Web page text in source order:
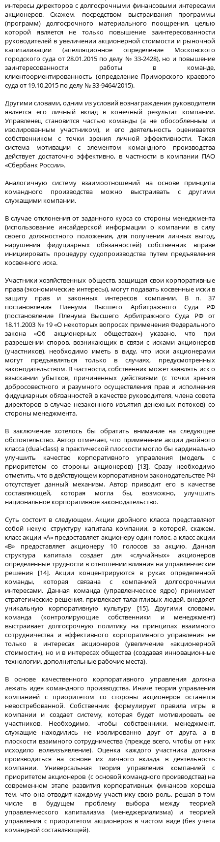
интересы директоров с долгосрочными финансовыми интересами
акционеров. Скажем, посредством выстраивания программы
(программ) долгосрочного материального поощрения, целью
которой является не только повышение заинтересованности
руководителей в увеличении акционерной стоимости и рыночной
капитализации (апелляционное определение Московского
городского суда от 28.01.2015 по делу № 33-2428), но и повышение
заинтересованности работы в команде,
клиентоориентированность (определение Приморского краевого
суда от 19.10.2015 по делу № 33-9464/2015).
Другими словами, одним из условий вознаграждения руководителя
является его личный вклад в конечный результат компании.
Управленец становится частью команды (а не обособленным и
изолированным участником), и его деятельность оценивается
собственником с точки зрения личной эффективности. Такая
система мотивации с элементом командного производства
действует достаточно эффективно, в частности в компании ПАО
«Сбербанк России».
Аналогичную систему взаимоотношений на основе принципа
командного производства можно выстраивать с другими
служащими компании.
В случае отклонения от заданного курса со стороны менеджмента
(использование инсайдерской информации о компании в силу
своего должностного положения, для получения личных выгод,
нарушения фидуциарных обязанностей) собственник вправе
инициировать процедуру судопроизводства путем предъявления
косвенного иска.
Участники хозяйственных обществ, защищая свои корпоративные
права (экономические интересы), могут подавать косвенные иски в
защиту прав и законных интересов компании. В п. 37
постановления Пленума Высшего Арбитражного Суда РФ
(постановление Пленума Высшего Арбитражного Суда РФ от
18.11.2003 № 19 «О некоторых вопросах применения Федерального
закона «Об акционерных обществах») указано, что при
разрешении споров, возникающих в связи с исками акционеров
(участников), необходимо иметь в виду, что иски акционерами
могут предъявляться только в случаях, предусмотренных
законодательством. В частности, собственник может заявлять иск о
взыскании убытков, причиненных действиями (с точки зрения
добросовестного и разумного осуществления прав и исполнения
фидуциарных обязанностей в качестве руководителя, члена совета
директоров в случае незаконного изъятия денежных потоков) со
стороны менеджмента.
В заключение хотелось бы обратить внимание на следующее
обстоятельство. Автор отмечает, что применение акции двойного
класса (dual-class) в практической плоскости могло бы кардинально
улучшить качество корпоративного управления (модель с
приоритетом со стороны акционеров) [13]. Сразу необходимо
отметить, что в действующем корпоративном законодательстве РФ
отсутствует данный механизм. Автор приводит его в качестве
составляющей, которая могла бы, возможно, улучшить
национальное корпоративное законодательство.
Суть состоит в следующем. Акции двойного класса представляют
собой некую структуру капитала компании, в которой, скажем,
класс акции «A» предоставляет акционеру один голос, а класс акции
«B» предоставляет акционеру 10 голосов за акцию. Данная
структура капитала создает для «случайных» акционеров
определенные трудности в отношении влияния на управленческие
решения [14]. Акции концентрируются в руках определенной
команды, которая связана с компанией долгосрочными
интересами. Данная команда (управленческое ядро) принимает
стратегические решения, привлекает талантливых людей, внедряет
уникальную корпоративную культуру [15]. Другими словами,
команда (контролирующие собственники и менеджмент)
выстраивает долгосрочную политику на принципах взаимного
сотрудничества и эффективного корпоративного управления не
только в интересах акционеров (увеличение «акционерной
стоимости»), но и в интересах общества (создавая инновационные
технологии, дополнительные рабочие места).
В основе качественного корпоративного управления должна
лежать идея командного производства. Иначе теория управления
компанией с приоритетом со стороны акционеров останется
невостребованной. Собственник формулирует правила игры в
компании и создает систему, которая будет мотивировать ее
участников. Необходимо, чтобы собственники, менеджмент,
служащие находились не изолированно друг от друга, а в
плоскости взаимного сотрудничества (прежде всего, чтобы от них
исходило волеизъявление). Оценка каждого участника должна
производиться на основе их личного вклада в деятельность
компании. Универсальная теория управления компанией с
приоритетом акционеров (с основой командного производства) на
современном этапе развития корпоративных финансов хороша
тем, что она отводит каждому участнику свою роль, решая в том
числе в будущем проблему выбора между теорией
управленческого капитализма (менеджериализма) и теорией
управления с приоритетом акционеров в чистом виде (без учета
командной составляющей).